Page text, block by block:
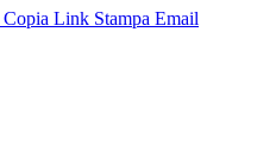
Copia Link Stampa Email